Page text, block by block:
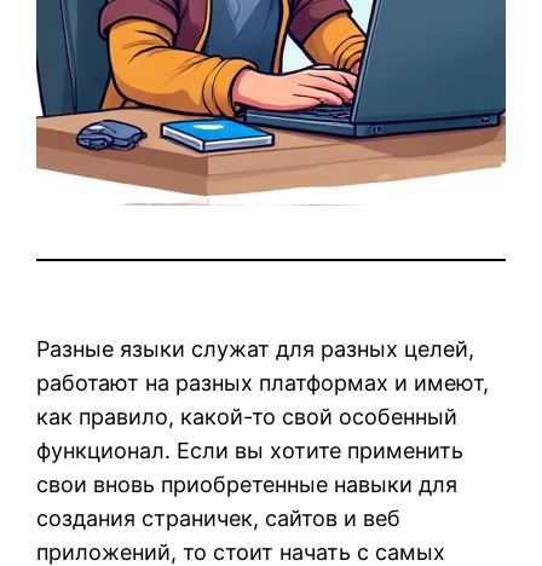
Разные языки служат для разных целей,
работают на разных платформах и имеют,
как правило, какой-то свой особенный
функционал. Если вы хотите применить
свои вновь приобретенные навыки для
создания страничек, сайтов и веб
приложений, то стоит начать с самых